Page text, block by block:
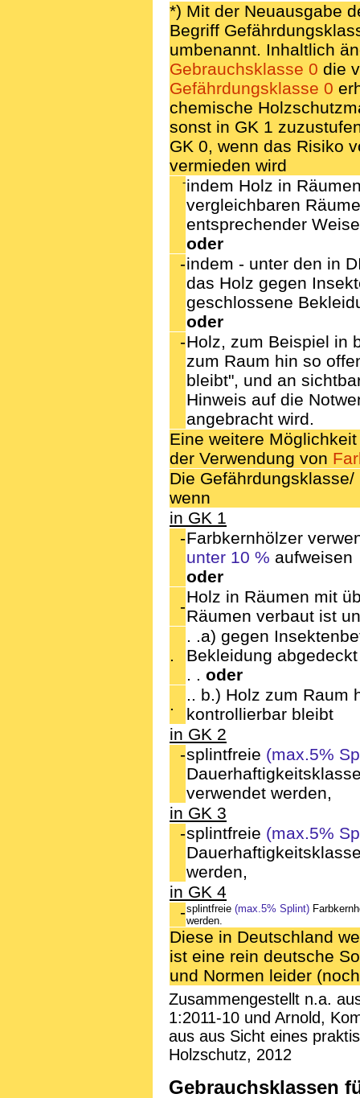
*) Mit der Neuausgabe
Begriff
umbenannt. Inhaltlich
Gebrauchsklasse 0 die
Gefährdungsklasse 0
chemische
sonst in GK 1
GK 0, wenn das Risiko
vermieden wird
-indem Holz in
vergleichbaren
entsprechender
oder
-indem - unter den in
das Holz gegen
geschlossene
oder
-Holz, zum Beispiel in
zum Raum hin so
bleibt", und an
Hinweis auf die
angebracht wird.
Eine weitere
der Verwendung von
Die
wenn
in GK 1
-Farbkernhölzer
unter 10 % aufweisen
oder
-
Holz in Räumen mit
Räumen verbaut ist
. .a) gegen
Bekleidung
oder
.. b.) Holz zum
kontrollierbar bleibt
in GK 2
-splintfreie (max.5%
verwendet werden,
in GK 3
-splintfreie (max.5%
werden,
in GK 4
-splintfreie (max.5% Splint)
werden.
Diese in Deutschland
ist eine rein deutsche
und Normen leider
Zusammengestellt n.a.
1:2011-10 und Arnold,
aus aus Sicht eines
Holzschutz, 2012
Gebrauchsklassen